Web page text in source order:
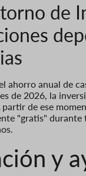
de
ahorro anual de
de 2026, la
partir de ese
"gratis" durante
y